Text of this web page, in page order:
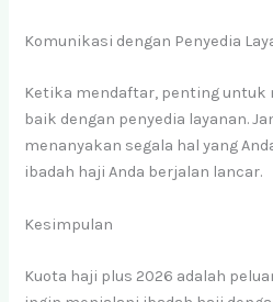
Komunikasi dengan Penyedia
Ketika mendaftar, penting untuk
baik dengan penyedia layanan.
menanyakan segala hal yang
ibadah haji Anda berjalan lancar.
Kesimpulan
Kuota haji plus 2026 adalah